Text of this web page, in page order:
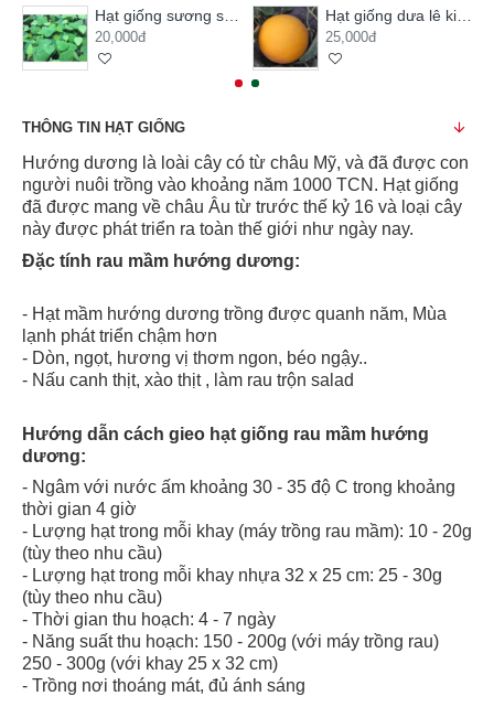
Hạt giống sương sâm lông
20,000đ
Hạt giống dưa lê kim hoàng hậu
25,000đ
THÔNG TIN HẠT GIỐNG
Hướng dương là loài cây có từ châu Mỹ, và đã được con
người nuôi trồng vào khoảng năm 1000 TCN. Hạt giống
đã được mang về châu Âu từ trước thế kỷ 16 và loại cây
này được phát triển ra toàn thế giới như ngày nay.
Đặc tính rau mầm hướng dương:
- Hạt mầm hướng dương trồng được quanh năm, Mùa
lạnh phát triển chậm hơn
- Dòn, ngọt, hương vị thơm ngon, béo ngậy..
- Nấu canh thịt, xào thịt , làm rau trộn salad
Hướng dẫn cách gieo hạt giống rau mầm hướng
dương:
- Ngâm với nước ấm khoảng 30 - 35 độ C trong khoảng
thời gian 4 giờ
- Lượng hạt trong mỗi khay (máy trồng rau mầm): 10 - 20g
(tùy theo nhu cầu)
- Lượng hạt trong mỗi khay nhựa 32 x 25 cm: 25 - 30g
(tùy theo nhu cầu)
- Thời gian thu hoạch: 4 - 7 ngày
- Năng suất thu hoạch: 150 - 200g (với máy trồng rau)
250 - 300g (với khay 25 x 32 cm)
- Trồng nơi thoáng mát, đủ ánh sáng